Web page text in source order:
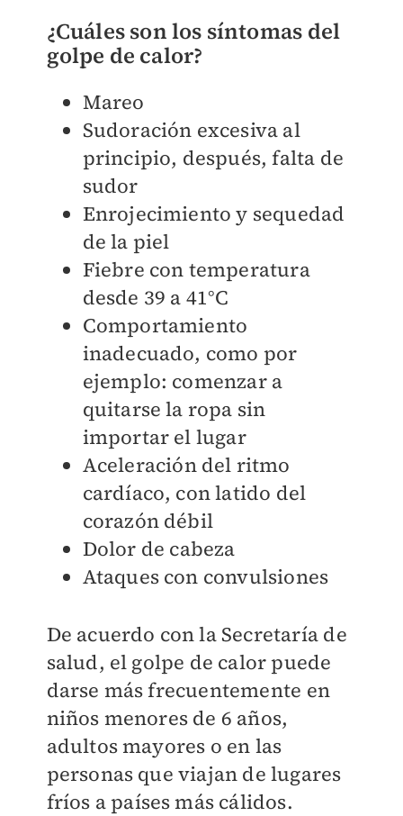
¿Cuáles son los síntomas del
golpe de calor?
Mareo
Sudoración excesiva al
principio, después, falta de
sudor
Enrojecimiento y sequedad
de la piel
Fiebre con temperatura
desde 39 a 41°C
Comportamiento
inadecuado, como por
ejemplo: comenzar a
quitarse la ropa sin
importar el lugar
Aceleración del ritmo
cardíaco, con latido del
corazón débil
Dolor de cabeza
Ataques con convulsiones
De acuerdo con la Secretaría de
salud, el golpe de calor puede
darse más frecuentemente en
niños menores de 6 años,
adultos mayores o en las
personas que viajan de lugares
fríos a países más cálidos.